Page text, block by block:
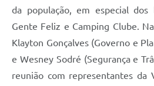
da população, em especial
Gente Feliz e Camping Clube.
Klayton Gonçalves (Governo e
e Wesney Sodré (Segurança e
reunião com representantes da